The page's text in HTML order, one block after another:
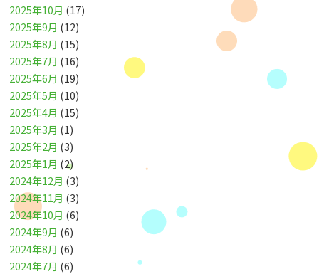
2025年10月 (17)
2025年9月 (12)
2025年8月 (15)
2025年7月 (16)
2025年6月 (19)
2025年5月 (10)
2025年4月 (15)
2025年3月 (1)
2025年2月 (3)
2025年1月 (2)
2024年12月 (3)
2024年11月 (3)
2024年10月 (6)
2024年9月 (6)
2024年8月 (6)
2024年7月 (6)